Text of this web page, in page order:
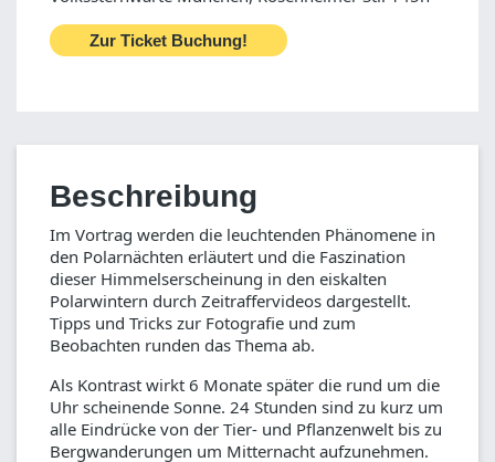
Zur Ticket Buchung!
Beschreibung
Im Vortrag werden die leuchtenden Phänomene in
den Polarnächten erläutert und die Faszination
dieser Himmelserscheinung in den eiskalten
Polarwintern durch Zeitraffervideos dargestellt.
Tipps und Tricks zur Fotografie und zum
Beobachten runden das Thema ab.
Als Kontrast wirkt 6 Monate später die rund um die
Uhr scheinende Sonne. 24 Stunden sind zu kurz um
alle Eindrücke von der Tier- und Pflanzenwelt bis zu
Bergwanderungen um Mitternacht aufzunehmen.